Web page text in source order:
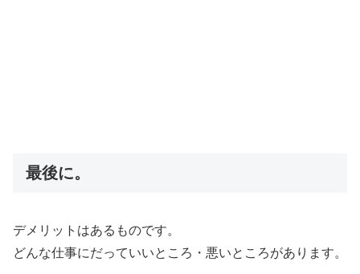
最後に。
デメリットはあるものです。
どんな仕事にだっていいところ・悪いところがあります。